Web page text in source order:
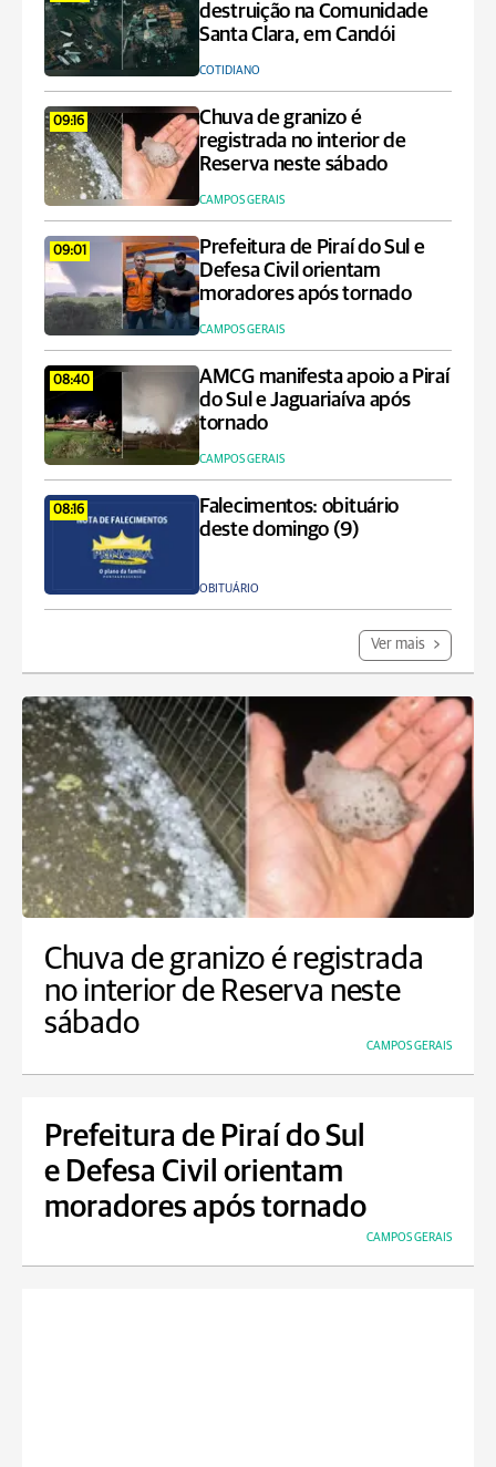
destruição na Comunidade
Santa Clara, em Candói
COTIDIANO
09:16
Chuva de granizo é
registrada no interior de
Reserva neste sábado
CAMPOS GERAIS
09:01
Prefeitura de Piraí do Sul e
Defesa Civil orientam
moradores após tornado
CAMPOS GERAIS
08:40
AMCG manifesta apoio a Piraí
do Sul e Jaguariaíva após
tornado
CAMPOS GERAIS
08:16
Falecimentos: obituário
deste domingo (9)
OBITUÁRIO
Ver mais
Chuva de granizo é registrada
no interior de Reserva neste
sábado
CAMPOS GERAIS
Prefeitura de Piraí do Sul
e Defesa Civil orientam
moradores após tornado
CAMPOS GERAIS